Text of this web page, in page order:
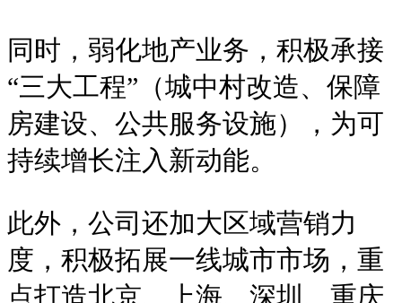
同时，弱化地产业务，积极承接
“三大工程”（城中村改造、保障
房建设、公共服务设施），为可
持续增长注入新动能。
此外，公司还加大区域营销力
度，积极拓展一线城市市场，重
点打造北京、上海、深圳、重庆